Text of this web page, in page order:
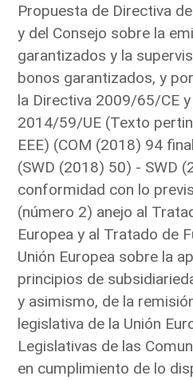
Propuesta de Directiva
y del Consejo sobre la
garantizados y la
bonos garantizados, y
la Directiva 2009/65/CE
2014/59/UE (Texto
EEE) (COM (2018) 94
(SWD (2018) 50) - SWD
conformidad con lo
(número 2) anejo al
Europea y al Tratado de
Unión Europea sobre la
principios de
y asimismo, de la
legislativa de la Unión
Legislativas de las
en cumplimiento de lo